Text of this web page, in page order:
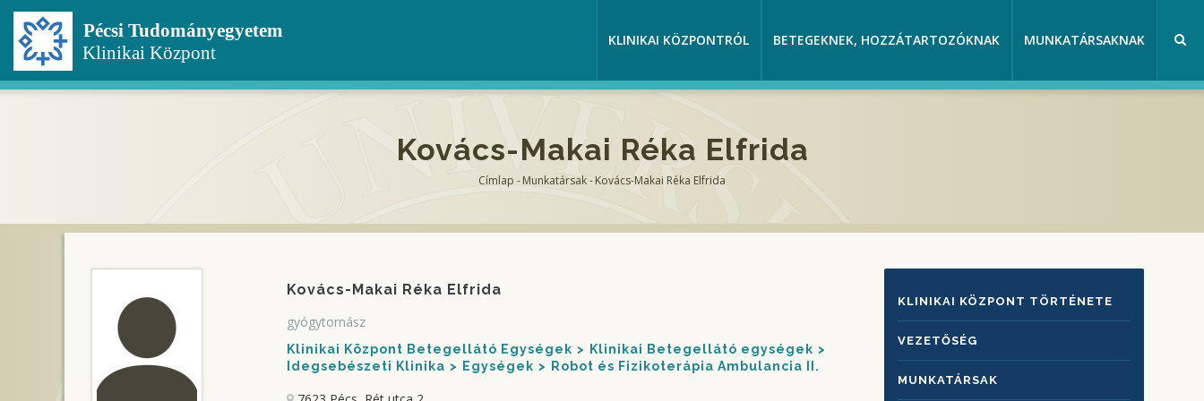
Ugrás
tartalomra
KLINIKAI KÖZPONTRÓL BETEGEKNEK, HOZZÁTARTOZÓKNAK MUNKATÁRSAKNAK
Kovács-Makai Réka Elfrida
Címlap -Munkatársak-Kovács-Makai Réka Elfrida
Kovács-Makai Réka Elfrida
gyógytornász
Klinikai Központ Betegellátó Egységek
Klinikai Betegellátó egységek
Idegsebészeti Klinika
Egységek Robot és Fizikoterápia Ambulancia II.
KLINIKAI
KÖZPONTRÓL
KLINIKAI KÖZPONT TÖRTÉNETE
VEZETŐSÉG
MUNKATÁRSAK